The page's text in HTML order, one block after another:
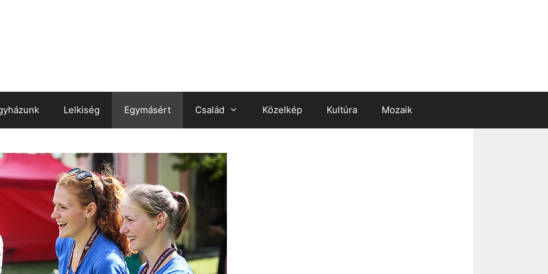
Lelkiség Egymásért Család Közelkép Kultúra Mozaik